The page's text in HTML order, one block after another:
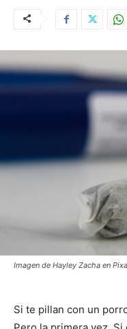
Imagen de Hayley Zacha en
Si te pillan con un